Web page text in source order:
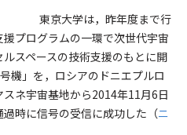
東京大学は，昨年度まで行
プログラムの一環で次世代宇宙
スペースの技術支援のもとに開
機」を，ロシアのドニエプルロ
ネ宇宙基地から2014年11月6日
時に信号の受信に成功した（ニ